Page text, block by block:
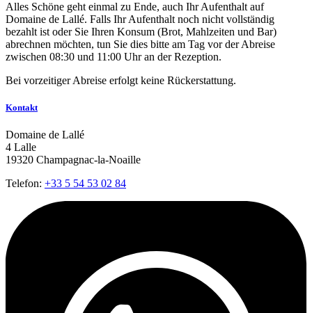
Alles Schöne geht einmal zu Ende, auch Ihr Aufenthalt auf
Domaine de Lallé. Falls Ihr Aufenthalt noch nicht vollständig
bezahlt ist oder Sie Ihren Konsum (Brot, Mahlzeiten und Bar)
abrechnen möchten, tun Sie dies bitte am Tag vor der Abreise
zwischen 08:30 und 11:00 Uhr an der Rezeption.
Bei vorzeitiger Abreise erfolgt keine Rückerstattung.
Kontakt
Domaine de Lallé
4 Lalle
19320 Champagnac-la-Noaille
Telefon: +33 5 54 53 02 84